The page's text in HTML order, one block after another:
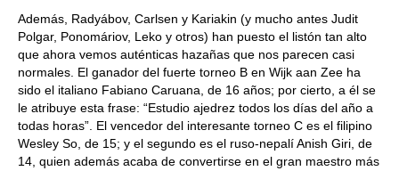
Además, Radyábov, Carlsen y Kariakin (y mucho antes Judit
Polgar, Ponomáriov, Leko y otros) han puesto el listón tan alto
que ahora vemos auténticas hazañas que nos parecen casi
normales. El ganador del fuerte torneo B en Wijk aan Zee ha
sido el italiano Fabiano Caruana, de 16 años; por cierto, a él se
le atribuye esta frase: “Estudio ajedrez todos los días del año a
todas horas”. El vencedor del interesante torneo C es el filipino
Wesley So, de 15; y el segundo es el ruso-nepalí Anish Giri, de
14, quien además acaba de convertirse en el gran maestro más